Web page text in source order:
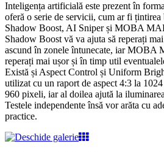
Inteligența artificială este prezent în
oferă o serie de servicii, cum ar fi
Shadow Boost, AI Sniper și MOBA
Shadow Boost vă va ajuta să reperați
ascund în zonele întunecate, iar MOBA
reperați mai ușor și în timp util
Există și Aspect Control și Uniform
utilizat cu un raport de aspect 4:3 la
960 pixeli, iar al doilea ajută la
Testele independente însă vor arăta cu
practice.